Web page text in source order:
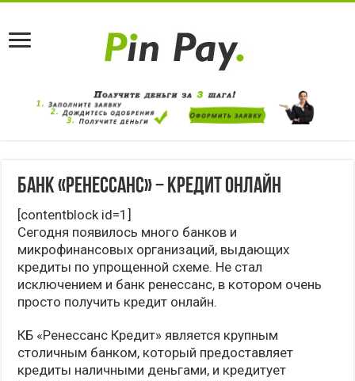
Банк «Ренессанс» − кредит онлайн
[contentblock id=1]
Сегодня появилось много банков и
микрофинансовых организаций, выдающих
кредиты по упрощенной схеме. Не стал
исключением и банк ренессанс, в котором очень
просто получить кредит онлайн.
КБ «Ренессанс Кредит» является крупным
столичным банком, который предоставляет
кредиты наличными деньгами, и кредитует